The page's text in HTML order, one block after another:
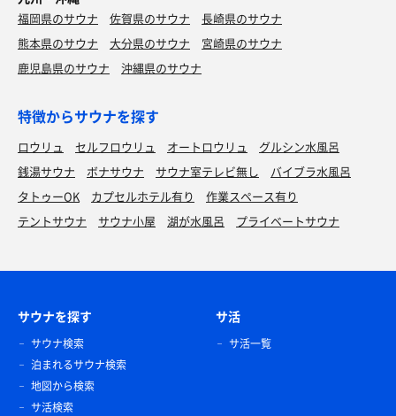
福岡県のサウナ 佐賀県のサウナ
長崎県のサウナ
熊本県のサウナ
大分県のサウナ
宮崎県のサウナ
鹿児島県のサウナ
沖縄県のサウナ
特徴からサウナを探す
ロウリュ セルフロウリュ オートロウリュ
グルシン水風呂
銭湯サウナ
ボナサウナ サウナ室テレビ無し
バイブラ水風呂
タトゥーOK
カプセルホテル有り
作業スペース有り
テントサウナ
サウナ小屋 湖が水風呂 プライベートサウナ
サウナを探す
サウナ検索
泊まれるサウナ検索
地図から検索
サ活検索
サ活
サ活一覧